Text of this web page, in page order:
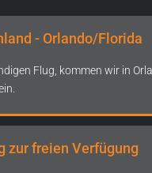
- Orlando/Florida
Flug, kommen wir in
zur freien Verfügung